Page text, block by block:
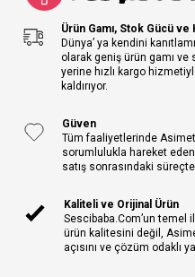
Ürün Gamı, Stok Gücü ve
Dünya’ ya kendini
olarak geniş ürün gamı ve
yerine hızlı kargo
kaldırıyor.
Güven
Tüm faaliyetlerinde
sorumlulukla hareket
satış sonrasındaki
Kaliteli ve Orijinal Ürün
Sescibaba.Com’un temel
ürün kalitesini değil,
açısını ve çözüm odaklı